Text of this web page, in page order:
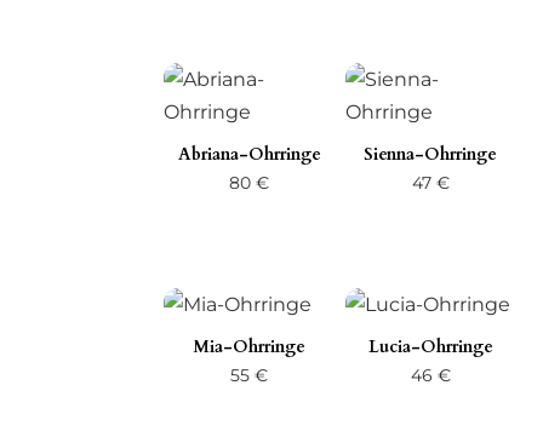
Abriana-Ohrringe
80€
Sienna-Ohrringe
47 €
Mia-Ohrringe
55€
Lucia-Ohrringe
46 €